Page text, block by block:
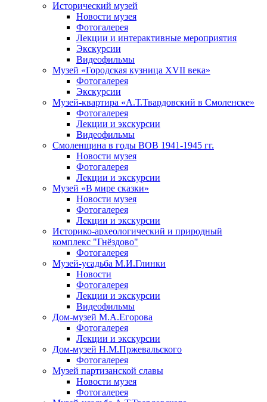
Исторический музей
Новости музея
Фотогалерея
Лекции и интерактивные мероприятия
Экскурсии
Видеофильмы
Музей «Городская кузница XVII века»
Фотогалерея
Экскурсии
Музей-квартира «А.Т.Твардовский в Смоленске»
Фотогалерея
Лекции и экскурсии
Видеофильмы
Смоленщина в годы ВОВ 1941-1945 гг.
Новости музея
Фотогалерея
Лекции и экскурсии
Музей «В мире сказки»
Новости музея
Фотогалерея
Лекции и экскурсии
Историко-археологический и природный
комплекс "Гнёздово"
Фотогалерея
Музей-усадьба М.И.Глинки
Новости
Фотогалерея
Лекции и экскурсии
Видеофильмы
Дом-музей М.А.Егорова
Фотогалерея
Лекции и экскурсии
Дом-музей Н.М.Пржевальского
Фотогалерея
Музей партизанской славы
Новости музея
Фотогалерея